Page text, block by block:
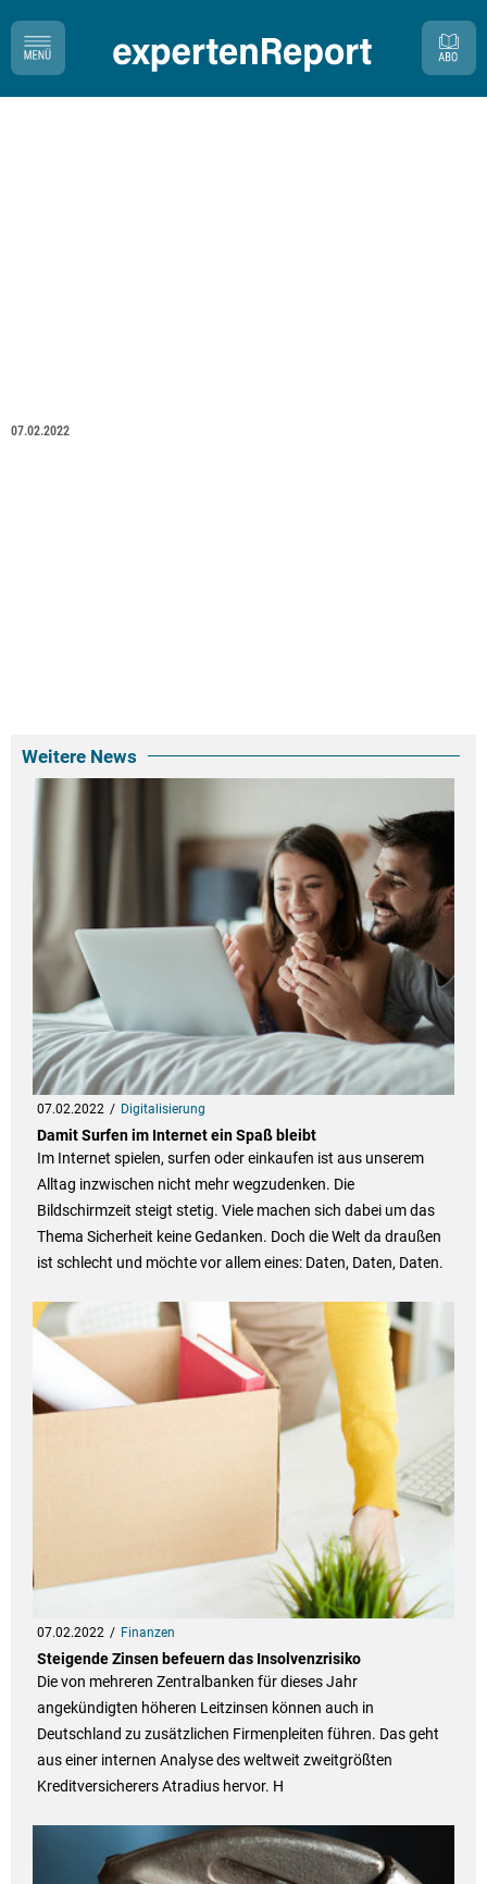
07.02.2022
Weitere News
07.02.2022 Digitalisierung
Damit Surfen im Internet ein Spaß bleibt
Im Internet spielen, surfen oder einkaufen ist aus unserem
Alltag inzwischen nicht mehr wegzudenken. Die
Bildschirmzeit steigt stetig. Viele machen sich dabei um das
Thema Sicherheit keine Gedanken. Doch die Welt da draußen
ist schlecht und möchte vor allem eines: Daten, Daten, Daten.
07.02.2022 Finanzen
Steigende Zinsen befeuern das Insolvenzrisiko
Die von mehreren Zentralbanken für dieses Jahr
angekündigten höheren Leitzinsen können auch in
Deutschland zu zusätzlichen Firmenpleiten führen. Das geht
aus einer internen Analyse des weltweit zweitgrößten
Kreditversicherers Atradius hervor. H